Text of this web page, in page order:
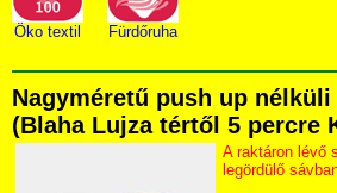
Öko textil Fürdőruha
Nagyméretű push up
(Blaha Lujza tértől 5 percre
A raktáron lévő
legördülő